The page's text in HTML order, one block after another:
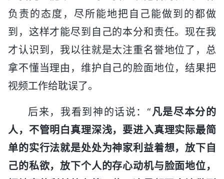
负责的态度，尽所能地把自己能做到的都做
到，这样才能尽到自己的本分和责任。现在我
才认识到，我以往就是太注重名誉地位了，总
拿不懂当理由，维护自己的脸面地位，结果把
视频工作给耽误了。
后来，我看到神的话说：“ 凡是尽本分的
人，不管明白真理深浅，要进入真理实际最简
单的实行法就是处处为神家利益着想，放下自
己的私欲，放下个人的存心动机与脸面地位，